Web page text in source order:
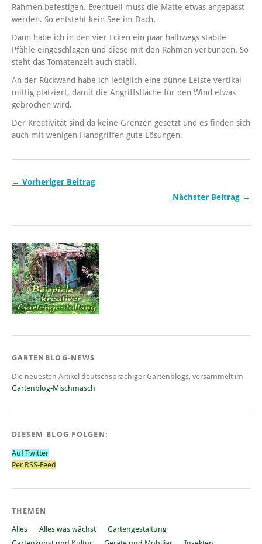
Rahmen befestigen. Eventuell muss die Matte etwas angepasst
werden. So entsteht kein See im Dach.
Dann habe ich in den vier Ecken ein paar halbwegs stabile
Pfähle eingeschlagen und diese mit den Rahmen verbunden. So
steht das Tomatenzelt auch stabil.
An der Rückwand habe ich lediglich eine dünne Leiste vertikal
mittig platziert, damit die Angriffsfläche für den Wind etwas
gebrochen wird.
Der Kreativität sind da keine Grenzen gesetzt und es finden sich
auch mit wenigen Handgriffen gute Lösungen.
← Vorheriger Beitrag
Nächster Beitrag →
GARTENBLOG-NEWS
Die neuesten Artikel deutschsprachiger Gartenblogs, versammelt im
Gartenblog-Mischmasch
DIESEM BLOG FOLGEN:
Auf Twitter
Per RSS-Feed
THEMEN
Alles Alles was wächst
Gartengestaltung